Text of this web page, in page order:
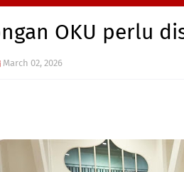
OKU perlu
March 02, 2026